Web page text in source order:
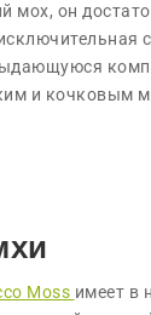
мох, он
и кочковым
Moss имеет в